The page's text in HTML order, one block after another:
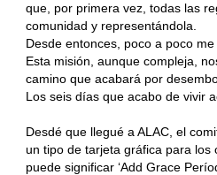
que, por primera vez, todas las
comunidad y representándola.
Desde entonces, poco a poco
Esta misión, aunque compleja,
camino que acabará por
Los seis días que acabo de vivir
Desdé que llegué a ALAC, el
un tipo de tarjeta gráfica para
puede significar ‘Add Grace